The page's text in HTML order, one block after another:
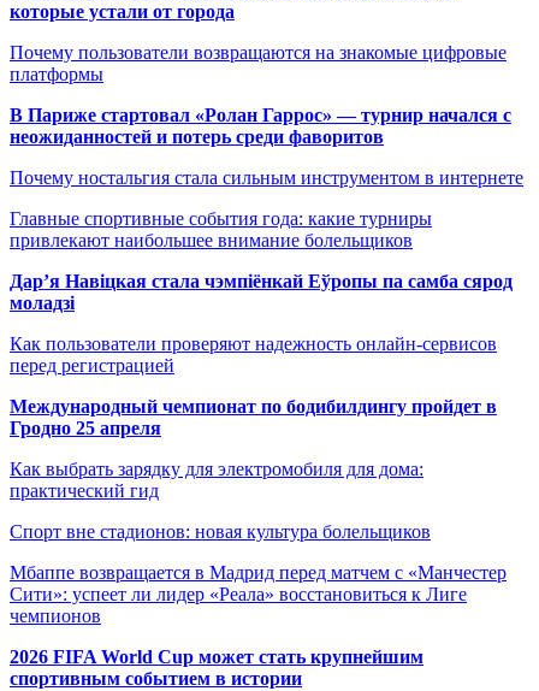
которые устали от города
Почему пользователи возвращаются на знакомые цифровые
платформы
В Париже стартовал «Ролан Гаррос» — турнир начался с
неожиданностей и потерь среди фаворитов
Почему ностальгия стала сильным инструментом в интернете
Главные спортивные события года: какие турниры
привлекают наибольшее внимание болельщиков
Дар’я Навіцкая стала чэмпіёнкай Еўропы па самба сярод
моладзі
Как пользователи проверяют надежность онлайн-сервисов
перед регистрацией
Международный чемпионат по бодибилдингу пройдет в
Гродно 25 апреля
Как выбрать зарядку для электромобиля для дома:
практический гид
Спорт вне стадионов: новая культура болельщиков
Мбаппе возвращается в Мадрид перед матчем с «Манчестер
Сити»: успеет ли лидер «Реала» восстановиться к Лиге
чемпионов
2026 FIFA World Cup может стать крупнейшим
спортивным событием в истории